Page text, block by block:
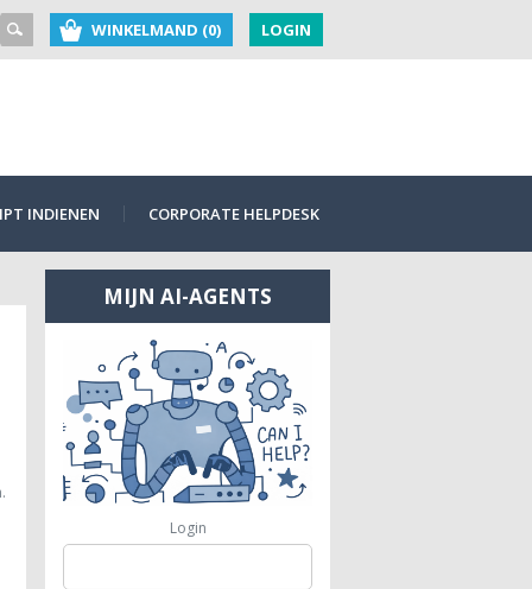
WINKELMAND (0) LOGIN
INDIENEN CORPORATE HELPDESK
MIJN AI-AGENTS
Login